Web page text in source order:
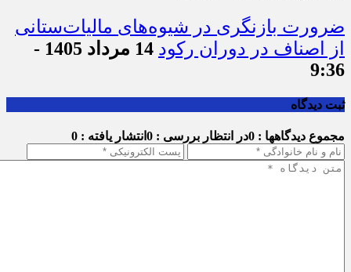
ضرورت بازنگری در شیوه‌های مالیات‌ستانی
از اصناف در دوران رکود
14 مرداد 1405 -
9:36
ثبت دیدگاه
مجموع دیدگاهها : 0 در انتظار بررسی : 0 انتشار یافته : 0